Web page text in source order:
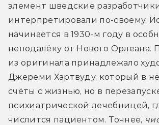
элемент шведские
интерпретировали по-своему.
начинается в 1930-м году в
неподалёку от Нового Орлеана.
из оригинала принадлежало
Джереми Хартвуду, который в
счёты с жизнью, но в
психиатрической лечебницей,
числится пациентом. Точнее,